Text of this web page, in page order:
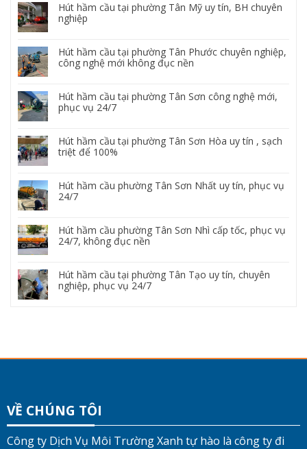
Hút hầm cầu tại phường Tân Mỹ uy tín, BH chuyên
nghiệp
Hút hầm cầu tại phường Tân Phước chuyên nghiệp,
công nghệ mới không đục nền
Hút hầm cầu tại phường Tân Sơn công nghệ mới,
phục vụ 24/7
Hút hầm cầu tại phường Tân Sơn Hòa uy tín , sạch
triệt để 100%
Hút hầm cầu phường Tân Sơn Nhất uy tín, phục vụ
24/7
Hút hầm cầu phường Tân Sơn Nhì cấp tốc, phục vụ
24/7, không đục nền
Hút hầm cầu tại phường Tân Tạo uy tín, chuyên
nghiệp, phục vụ 24/7
VỀ CHÚNG TÔI
Công ty Dịch Vụ Môi Trường Xanh tự hào là công ty đi